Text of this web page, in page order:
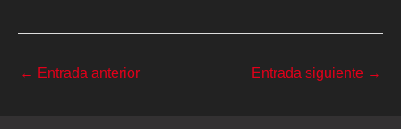
← Entrada anterior Entrada siguiente →